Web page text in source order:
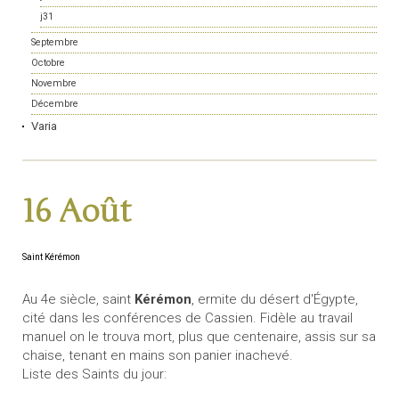
j31
Septembre
Octobre
Novembre
Décembre
Varia
16 Août
Saint Kérémon
Au 4e siècle, saint Kérémon, ermite du désert d'Égypte,
cité dans les conférences de Cassien. Fidèle au travail
manuel on le trouva mort, plus que centenaire, assis sur sa
chaise, tenant en mains son panier inachevé.
Liste des Saints du jour: